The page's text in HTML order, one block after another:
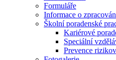
Formuláře
Informace o
Školní poradenské
Kariérové
Speciální
Prevence